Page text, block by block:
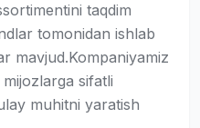
taqdim
tomonidan ishlab
mavjud.Kompaniyamiz
sifatli
muhitni yaratish